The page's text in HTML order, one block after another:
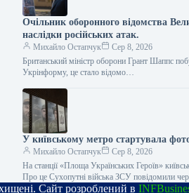
Очільник оборонного відомства
наслідки російських атак.
Михайло Остапчук
Сер 8, 2026
Британський міністр оборони Грант Шаппс
Укрінформу, це стало відомо…
У київському метро стартувала
Михайло Остапчук
Сер 8, 2026
На станції «Площа Українських Героїв»
Про це Сухопутні війська ЗСУ повідомили
Сайт розроблений в